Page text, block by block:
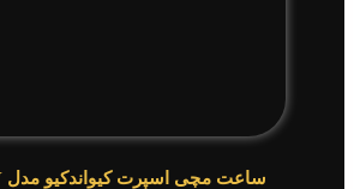
ساعت مچی اسپرت کیواندکیو مدل VR52J006Y